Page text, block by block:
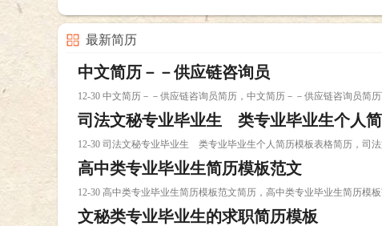
最新简历
中文简历－－供应链咨询员
12-30 中文简历－－供应链咨询员简历，中文简历－－供应链咨询员简
司法文秘专业毕业生 类专业毕业生个人
12-30 司法文秘专业毕业生 类专业毕业生个人简历模板表格简历，司
高中类专业毕业生简历模板范文
12-30 高中类专业毕业生简历模板范文简历，高中类专业毕业生简历模
文秘类专业毕业生的求职简历模板